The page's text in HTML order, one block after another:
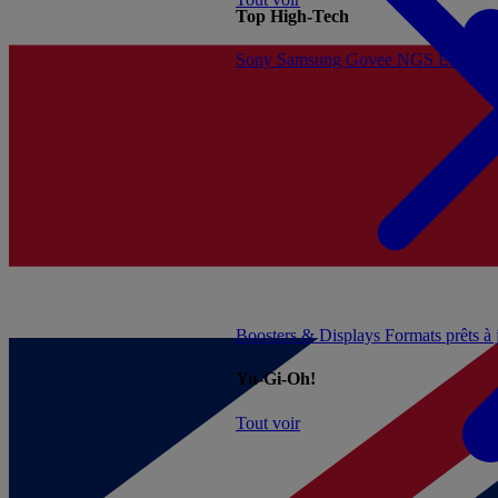
Boosters & Displays Formats prêts
Yu-Gi-Oh!
Tout voir
Top High-Tech
Sony Samsung Govee NGS Energy